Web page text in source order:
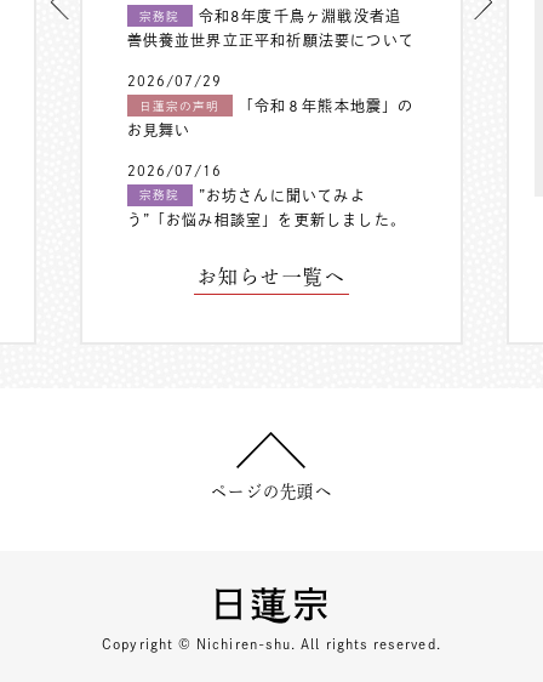
宗務院
令和8年度千鳥ヶ淵戦没者追
善供養並世界立正平和祈願法要について
2026/07/29
日蓮宗の声明
「令和８年熊本地震」の
お見舞い
2026/07/16
宗務院
”お坊さんに聞いてみよ
う”「お悩み相談室」を更新しました。
お知らせ一覧へ
ページの先頭へ
Copyright © Nichiren-shu. All rights reserved.